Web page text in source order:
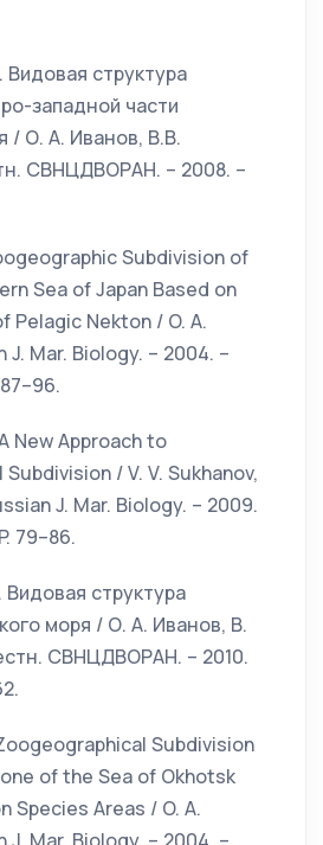
структура
западной части
/ О. А. Иванов, В.В.
СВНЦДВОРАН. – 2008. –
Subdivision of
Sea of Japan Based on
Pelagic Nekton / O. A.
J. Mar. Biology. – 2004. –
New Approach to
/ V. V. Sukhanov,
J. Mar. Biology. – 2009.
79–86.
структура
моря / О. А. Иванов, В.
СВНЦДВОРАН. – 2010.
Subdivision
of the Sea of Okhotsk
Species Areas / O. A.